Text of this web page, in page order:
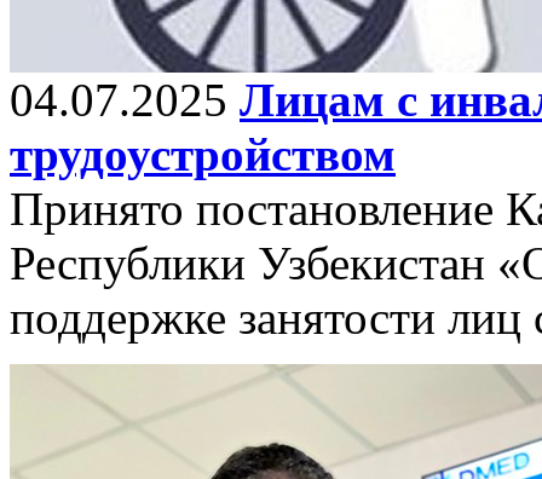
04.07.2025 Лицам с
трудоустройством
Принято постановление
Республики Узбекистан
поддержке занятости